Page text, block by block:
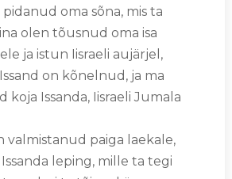
oma sõna, mis ta
olen tõusnud oma isa
ja istun Iisraeli aujärjel,
on kõnelnud, ja ma
koja Issanda, Iisraeli Jumala
valmistanud paiga laekale,
leping, mille ta tegi